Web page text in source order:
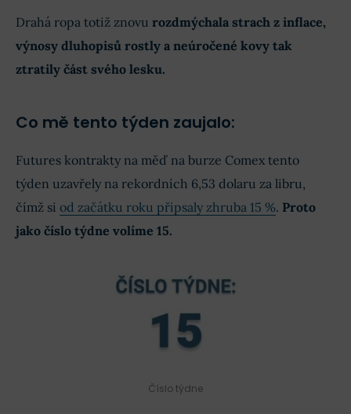
Drahá ropa totiž znovu rozdmýchala strach z inflace,
výnosy dluhopisů rostly a neúročené kovy tak
ztratily část svého lesku.
Co mě tento týden zaujalo:
Futures kontrakty na měď na burze Comex tento
týden uzavřely na rekordních 6,53 dolaru za libru,
čímž si od začátku roku připsaly zhruba 15 %. Proto
jako číslo týdne volíme 15.
Číslo týdne